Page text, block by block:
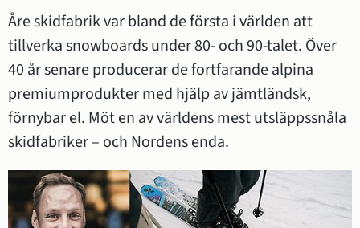
Åre skidfabrik var bland de första i världen att
tillverka snowboards under 80- och 90-talet. Över
40 år senare producerar de fortfarande alpina
premiumprodukter med hjälp av jämtländsk,
förnybar el. Möt en av världens mest utsläppssnåla
skidfabriker – och Nordens enda.